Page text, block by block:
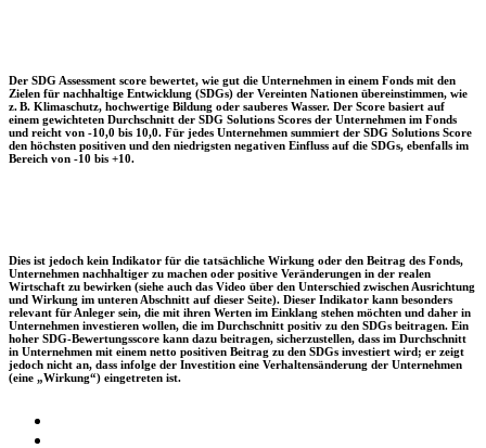
Der SDG Assessment score bewertet, wie gut die Unternehmen in einem Fonds mit den
Zielen für nachhaltige Entwicklung (SDGs) der Vereinten Nationen übereinstimmen, wie
z. B. Klimaschutz, hochwertige Bildung oder sauberes Wasser. Der Score basiert auf
einem gewichteten Durchschnitt der SDG Solutions Scores der Unternehmen im Fonds
und reicht von -10,0 bis 10,0. Für jedes Unternehmen summiert der SDG Solutions Score
den höchsten positiven und den niedrigsten negativen Einfluss auf die SDGs, ebenfalls im
Bereich von -10 bis +10.
Dies ist jedoch kein Indikator für die tatsächliche Wirkung oder den Beitrag des Fonds,
Unternehmen nachhaltiger zu machen oder positive Veränderungen in der realen
Wirtschaft zu bewirken (siehe auch das Video über den Unterschied zwischen Ausrichtung
und Wirkung im unteren Abschnitt auf dieser Seite). Dieser Indikator kann besonders
relevant für Anleger sein, die mit ihren Werten im Einklang stehen möchten und daher in
Unternehmen investieren wollen, die im Durchschnitt positiv zu den SDGs beitragen. Ein
hoher SDG-Bewertungsscore kann dazu beitragen, sicherzustellen, dass im Durchschnitt
in Unternehmen mit einem netto positiven Beitrag zu den SDGs investiert wird; er zeigt
jedoch nicht an, dass infolge der Investition eine Verhaltensänderung der Unternehmen
(eine „Wirkung“) eingetreten ist.